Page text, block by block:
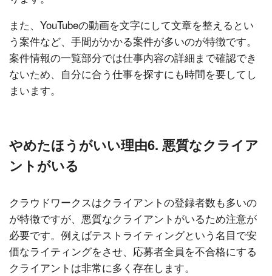
また、YouTubeの動画を文字にして文章を整えるとい
う案件など、手間がかかる案件が多いのが特徴です。
案件情報の一覧部分では仕事内容の詳細まで確認でき
ないため、自分に合う仕事を探すにも時間を要してし
まいます。
やめたほうがいい理由6. 悪質なクライア
ントがいる
クラウドワークスはクライアントの登録者数も多いの
が特徴ですが、悪質なクライアントがいるため注意が
必要です。例えばテストライティングという名目で安
価なライティングをさせ、応募者全員を不合格にする
クライアントは非常に多く存在します。